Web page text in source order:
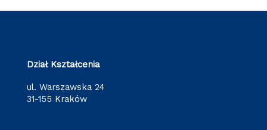
Dział Kształcenia
ul. Warszawska 24
31-155 Kraków